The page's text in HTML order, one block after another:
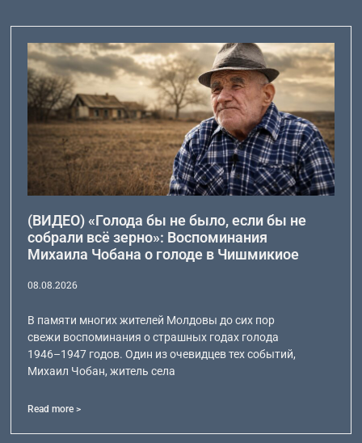
(ВИДЕО) «Голода бы не было, если бы не
собрали всё зерно»: Воспоминания
Михаила Чобана о голоде в Чишмикиое
08.08.2026
В памяти многих жителей Молдовы до сих пор
свежи воспоминания о страшных годах голода
1946–1947 годов. Один из очевидцев тех событий,
Михаил Чобан, житель села
Read more >